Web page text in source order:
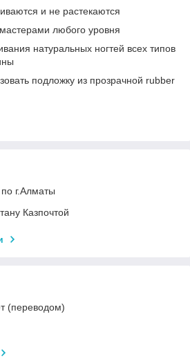
и не растекаются
любого уровня
натуральных ногтей всех типов
подложку из прозрачной rubber
г.Алматы
Казпочтой
(переводом)